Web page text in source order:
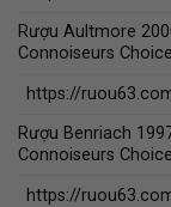
Rượu Aultmore
Connoiseurs Choice
https://
Rượu Benriach
Connoiseurs Choice
https://